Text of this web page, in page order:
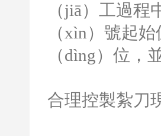
（jiā）工過
（xìn）號起
（dìng）位，
合理控製紮刀